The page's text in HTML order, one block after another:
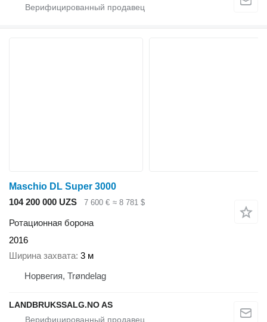
Maschio DL Super 3000
104 200 000 UZS
7 600 € ≈ 8 781 $
Ротационная борона
2016
Ширина захвата 3 м
Норвегия, Trøndelag
LANDBRUKSSALG.NO AS